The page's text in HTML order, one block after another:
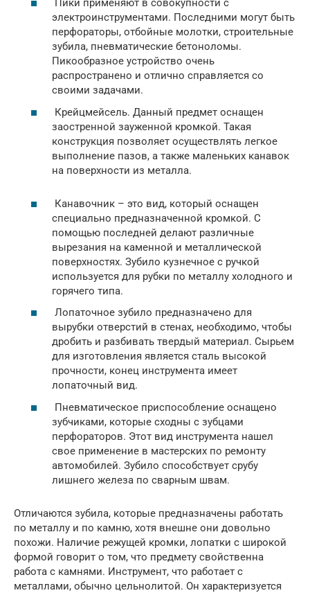
Пики применяют в совокупности с
электроинструментами. Последними могут быть
перфораторы, отбойные молотки, строительные
зубила, пневматические бетоноломы.
Пикообразное устройство очень
распространено и отлично справляется со
своими задачами.
Крейцмейсель. Данный предмет оснащен
заостренной зауженной кромкой. Такая
конструкция позволяет осуществлять легкое
выполнение пазов, а также маленьких канавок
на поверхности из металла.
Канавочник – это вид, который оснащен
специально предназначенной кромкой. С
помощью последней делают различные
вырезания на каменной и металлической
поверхностях. Зубило кузнечное с ручкой
используется для рубки по металлу холодного и
горячего типа.
Лопаточное зубило предназначено для
вырубки отверстий в стенах, необходимо, чтобы
дробить и разбивать твердый материал. Сырьем
для изготовления является сталь высокой
прочности, конец инструмента имеет
лопаточный вид.
Пневматическое приспособление оснащено
зубчиками, которые сходны с зубцами
перфораторов. Этот вид инструмента нашел
свое применение в мастерских по ремонту
автомобилей. Зубило способствует срубу
лишнего железа по сварным швам.
Отличаются зубила, которые предназначены работать
по металлу и по камню, хотя внешне они довольно
похожи. Наличие режущей кромки, лопатки с широкой
формой говорит о том, что предмету свойственна
работа с камнями. Инструмент, что работает с
металлами, обычно цельнолитой. Он характеризуется